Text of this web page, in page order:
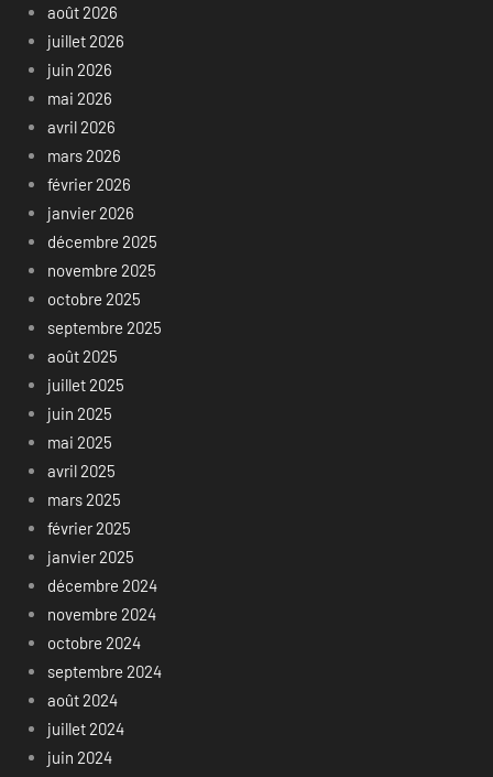
août 2026
juillet 2026
juin 2026
mai 2026
avril 2026
mars 2026
février 2026
janvier 2026
décembre 2025
novembre 2025
octobre 2025
septembre 2025
août 2025
juillet 2025
juin 2025
mai 2025
avril 2025
mars 2025
février 2025
janvier 2025
décembre 2024
novembre 2024
octobre 2024
septembre 2024
août 2024
juillet 2024
juin 2024